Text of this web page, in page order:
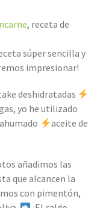
, receta de
súper sencilla y
impresionar!
deshidratadas
yo he utilizado
aceite de
añadimos las
que alcancen la
con pimentón,